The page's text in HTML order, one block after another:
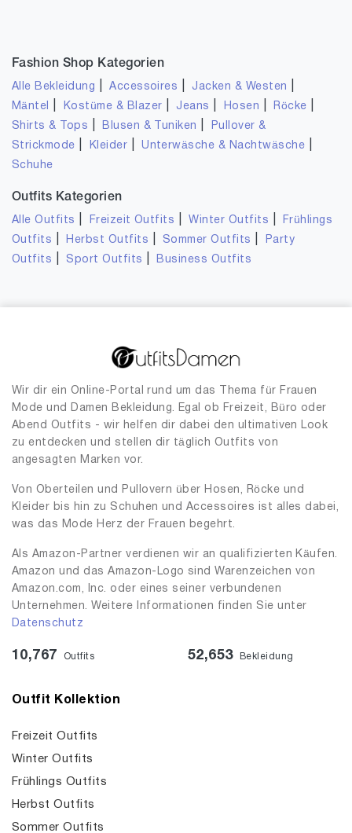
Fashion Shop Kategorien
Alle Bekleidung |Accessoires Jacken & Westen
Mäntel Kostüme & Blazer Jeans Hosen Röcke
Shirts & Tops Blusen & Tuniken
Pullover &
Strickmode
Kleider |Unterwäsche & Nachtwäsche
Schuhe
Outfits Kategorien
Alle Outfits Freizeit Outfits |Winter Outfits
Frühlings
Outfits
Herbst Outfits Sommer Outfits
Party
Outfits
Sport Outfits Business Outfits
Wir dir ein Online-Portal rund um das Thema für Frauen
Mode und Damen Bekleidung. Egal ob Freizeit, Büro oder
Abend Outfits - wir helfen dir dabei den ultimativen Look
zu entdecken und stellen dir täglich Outfits von
angesagten Marken vor.
Von Oberteilen und Pullovern über Hosen, Röcke und
Kleider bis hin zu Schuhen und Accessoires ist alles dabei,
was das Mode Herz der Frauen begehrt.
Als Amazon-Partner verdienen wir an qualifizierten Käufen.
Amazon und das Amazon-Logo sind Warenzeichen von
Amazon.com, Inc. oder eines seiner verbundenen
Unternehmen. Weitere Informationen finden Sie unter
Datenschutz
10,767 Outfits 52,653 Bekleidung
Outfit Kollektion
Freizeit Outfits
Winter Outfits
Frühlings Outfits
Herbst Outfits
Sommer Outfits